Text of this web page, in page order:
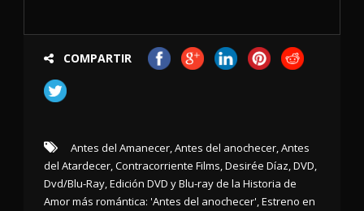
COMPARTIR
Antes del Amanecer,Antes del anochecer,Antes
del Atardecer,Contracorriente Films,Desirée Díaz,DVD,
Dvd/Blu-Ray,Edición DVD y Blu-ray de la Historia de
Amor más romántica: 'Antes del anochecer',Estreno en